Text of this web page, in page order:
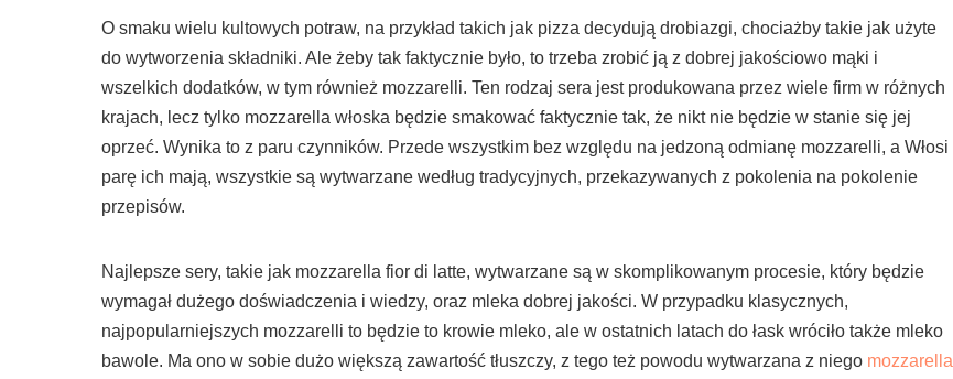
O smaku wielu kultowych potraw, na przykład takich jak pizza decydują drobiazgi, chociażby takie jak użyte
do wytworzenia składniki. Ale żeby tak faktycznie było, to trzeba zrobić ją z dobrej jakościowo mąki i
wszelkich dodatków, w tym również mozzarelli. Ten rodzaj sera jest produkowana przez wiele firm w różnych
krajach, lecz tylko mozzarella włoska będzie smakować faktycznie tak, że nikt nie będzie w stanie się jej
oprzeć. Wynika to z paru czynników. Przede wszystkim bez względu na jedzoną odmianę mozzarelli, a Włosi
parę ich mają, wszystkie są wytwarzane według tradycyjnych, przekazywanych z pokolenia na pokolenie
przepisów.
Najlepsze sery, takie jak mozzarella fior di latte, wytwarzane są w skomplikowanym procesie, który będzie
wymagał dużego doświadczenia i wiedzy, oraz mleka dobrej jakości. W przypadku klasycznych,
najpopularniejszych mozzarelli to będzie to krowie mleko, ale w ostatnich latach do łask wróciło także mleko
bawole. Ma ono w sobie dużo większą zawartość tłuszczy, z tego też powodu wytwarzana z niego mozzarella